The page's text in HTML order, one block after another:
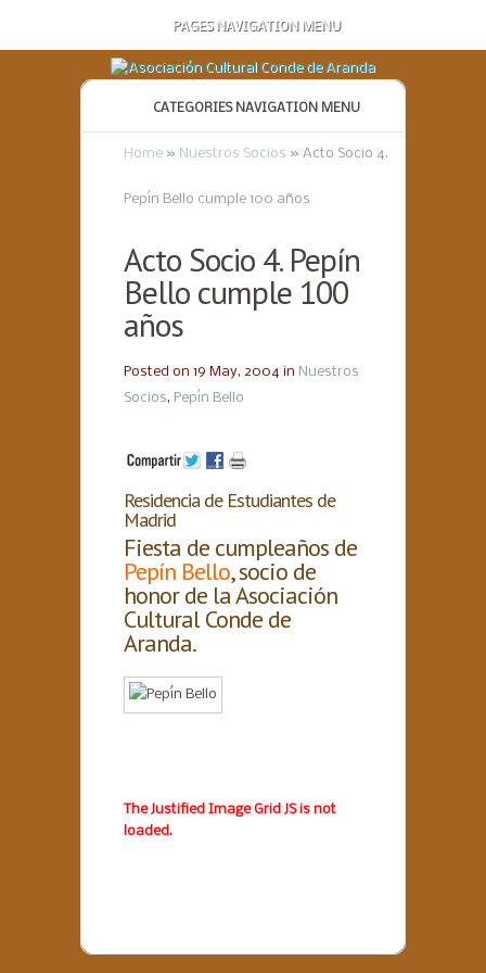
PAGES NAVIGATION MENU
CATEGORIES NAVIGATION MENU
Home » Nuestros Socios » Acto Socio 4.
Pepín Bello cumple 100 años
Acto Socio 4. Pepín
Bello cumple 100
años
Posted on 19 May, 2004 in Nuestros
Socios, Pepín Bello
Residencia de Estudiantes de
Madrid
Fiesta de cumpleaños de
Pepín Bello, socio de
honor de la Asociación
Cultural Conde de
Aranda.
The Justified Image Grid JS is not
loaded.